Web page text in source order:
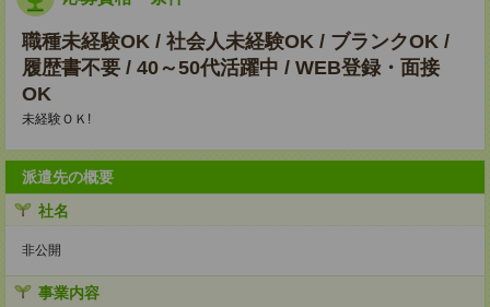
職種未経験OK / 社会人未経験OK / ブランクOK /
履歴書不要 / 40～50代活躍中 / WEB登録・面接
OK
未経験ＯＫ!
派遣先の概要
社名
非公開
事業内容